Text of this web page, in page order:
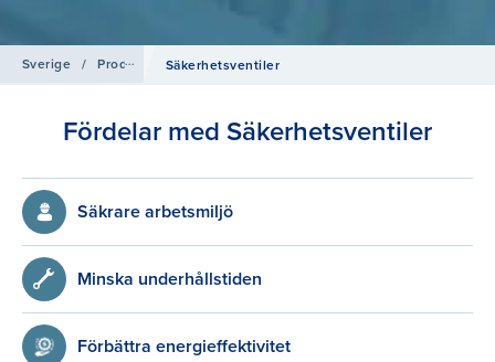
Sverige / Produkter / Reglering
Säkerhetsventiler
Fördelar med Säkerhetsventiler
Säkrare arbetsmiljö
Minska underhållstiden
Förbättra energieffektivitet